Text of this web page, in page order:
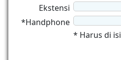
Ekstensi
*Handphone
* Harus di isi